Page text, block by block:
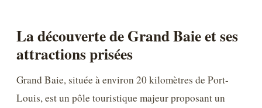
La découverte de Grand Baie et ses
attractions prisées
Grand Baie, située à environ 20 kilomètres de Port-
Louis, est un pôle touristique majeur proposant un